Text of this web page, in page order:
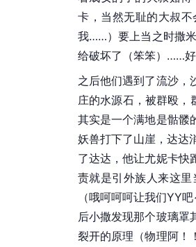
卡，当然无耻的大叔
我……）要上当之时撒
给破坏了（笨笨）……
之后他们遇到了流沙，
庄的水源石，被群殴
其实是一个满地是骷髅
妖兽打下了山崖，达达
了达达，他让尤妮卡快
责就是引外族人来这
（哦呵呵呵让我们YY
后小撒发现那个玻璃罩
裂开的原理（物理阿！